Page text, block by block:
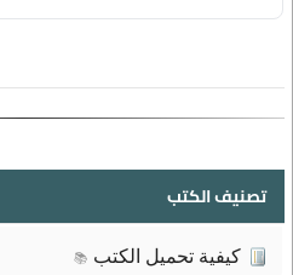
تصنيف الكتب
كيفية تحميل الكتب 📚